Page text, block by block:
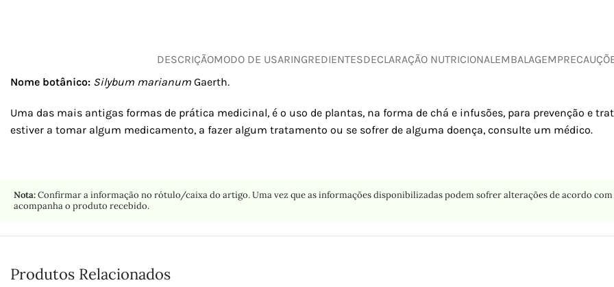
DESCRIÇÃOMODO DE USARINGREDIENTESDECLARAÇÃO NUTRICIONAL EMBALAGEM
Nome botânico: Silybum marianum Gaerth.
Uma das mais antigas formas de prática medicinal, é o uso de plantas, na forma de chá e infusões, para prevenção e
estiver a tomar algum medicamento, a fazer algum tratamento ou se sofrer de alguma doença, consulte um médico.
Nota:Confirmar a informação no rótulo/caixa do artigo. Uma vez que as informações disponibilizadas podem sofrer alterações de acordo
acompanha o produto recebido.
Produtos Relacionados